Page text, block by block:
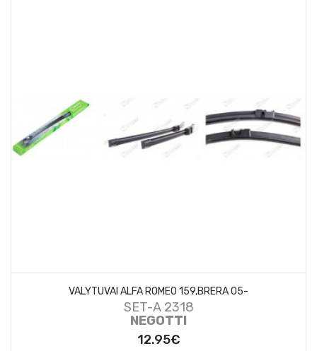
VALYTUVAI ALFA ROMEO 159,BRERA 05-
SET-A 2318
NEGOTTI
12.95€